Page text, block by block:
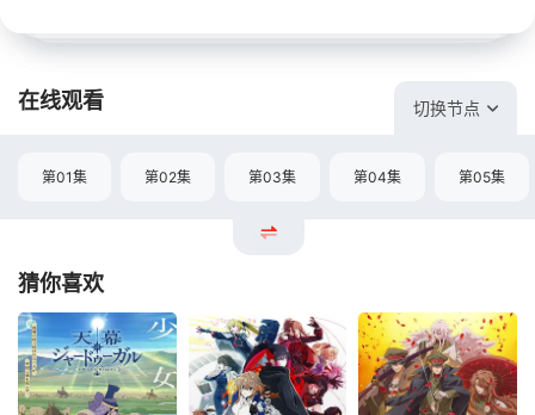
在线观看 切换节点
第01集 第02集 第03集 第04集 第05集
猜你喜欢